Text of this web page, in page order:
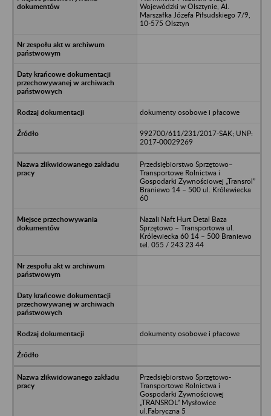
Wojewódzki w Olsztynie, Al.
Marszałka Józefa Piłsudskiego 7/9,
10-575 Olsztyn
dokumenty osobowe i płacowe
992700/611/231/2017-SAK; UNP:
2017-00029269
Przedsiębiorstwo Sprzętowo–
Transportowe Rolnictwa i
Gospodarki Żywnościowej „Transrol”
Braniewo 14 – 500 ul. Królewiecka
60
Nazali Naft Hurt Detal Baza
Sprzętowo – Transportowa ul.
Królewiecka 60 14 – 500 Braniewo
tel. 055 / 243 23 44
dokumenty osobowe i płacowe
Przedsiębiorstwo Sprzętowo-
Transportowe Rolnictwa i
Gospodarki Żywnościowej
„TRANSROL” Mysłowice
ul.Fabryczna 5